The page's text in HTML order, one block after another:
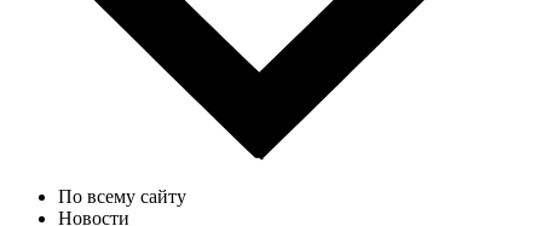
По всему сайту
Новости